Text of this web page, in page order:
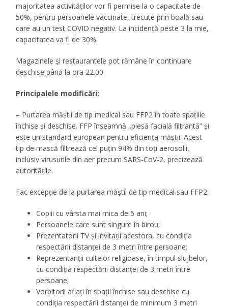
majoritatea activităților vor fi permise la o capacitate de
50%, pentru persoanele vaccinate, trecute prin boală sau
care au un test COVID negativ. La incidență peste 3 la mie,
capacitatea va fi de 30%.
Magazinele și restaurantele pot rămâne în continuare
deschise până la ora 22.00.
Principalele modificări:
– Purtarea măștii de tip medical sau FFP2 în toate spațiile
închise și deschise. FFP înseamnă „piesă facială filtrantă” și
este un standard european pentru eficiența măștii. Acest
tip de mască filtrează cel puțin 94% din toți aerosolii,
inclusiv virusurile din aer precum SARS-CoV-2, precizează
autoritățile.
Fac excepție de la purtarea măștii de tip medical sau FFP2:
Copiii cu vârsta mai mica de 5 ani;
Persoanele care sunt singure în birou;
Prezentatorii TV și invitații acestora, cu condiția
respectării distanței de 3 metri între persoane;
Reprezentanții cultelor religioase, în timpul slujbelor,
cu condiția respectării distanței de 3 metri între
persoane;
Vorbitorii aflați în spații închise sau deschise cu
condiția respectării distanței de minimum 3 metri